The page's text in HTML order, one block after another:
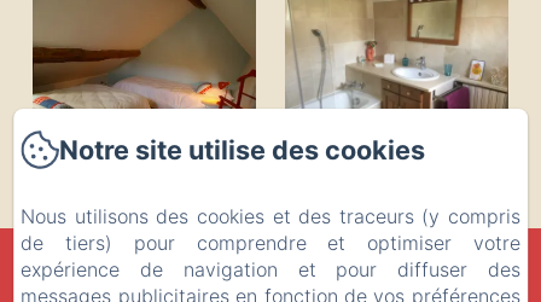
LA MUSARDINE EN VEXIN
Notre site utilise des cookies
Nous utilisons des cookies et des traceurs (y compris
de tiers) pour comprendre et optimiser votre
expérience de navigation et pour diffuser des
messages publicitaires en fonction de vos préférences